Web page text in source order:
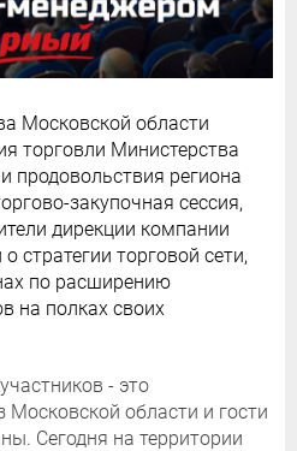
Московской области
торговли Министерства
продовольствия региона
закупочная сессия,
дирекции компании
стратегии торговой сети,
по расширению
на полках своих
- это
Московской области и гости
Сегодня на территории